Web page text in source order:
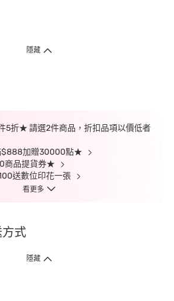
隱藏
5折★ 請選2件商品，折扣品項以價低者
$888加贈30000點★
商品提貨券★
送數位印花一張
看更多
式
隱藏